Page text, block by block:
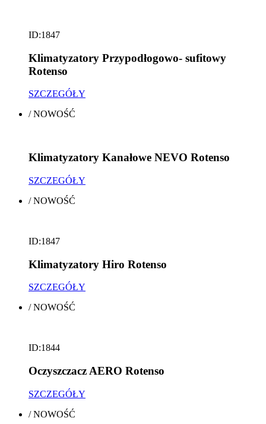
ID:1847
Klimatyzatory Przypodłogowo- sufitowy
Rotenso
SZCZEGÓŁY
/NOWOŚĆ
Klimatyzatory Kanałowe NEVO Rotenso
SZCZEGÓŁY
/NOWOŚĆ
ID:1847
Klimatyzatory Hiro Rotenso
SZCZEGÓŁY
/NOWOŚĆ
ID:1844
Oczyszczacz AERO Rotenso
SZCZEGÓŁY
/NOWOŚĆ